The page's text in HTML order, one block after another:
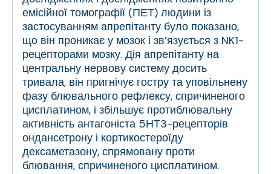
емісійної томографії (ПЕТ) людини із
застосуванням апрепітанту було показано,
що він проникає у мозок і зв’язується з NK1-
рецепторами мозку. Дія апрепітанту на
центральну нервову систему досить
тривала, він пригнічує гостру та уповільнену
фазу блювального рефлексу, спричиненого
цисплатином, і збільшує протиблювальну
активність антагоніста 5НТ3-рецепторів
ондансетрону і кортикостероїду
дексаметазону, спрямовану проти
блювання, спричиненого цисплатином.